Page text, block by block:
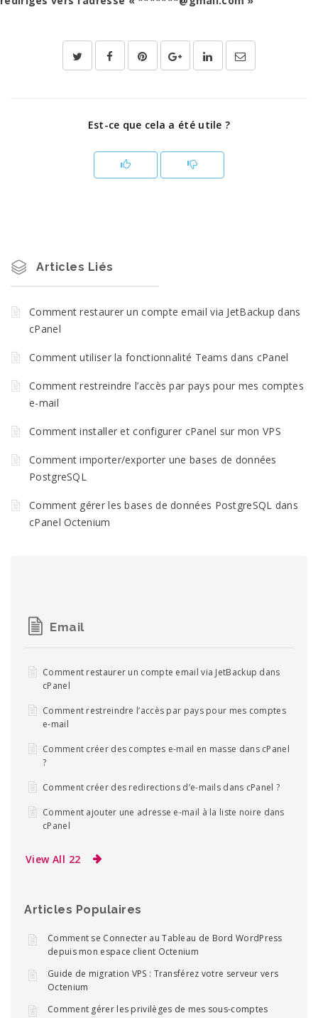
Est-ce que cela a été utile ?
Articles Liés
Comment restaurer un compte email via JetBackup dans
cPanel
Comment utiliser la fonctionnalité Teams dans cPanel
Comment restreindre l’accès par pays pour mes comptes
e-mail
Comment installer et configurer cPanel sur mon VPS
Comment importer/exporter une bases de données
PostgreSQL
Comment gérer les bases de données PostgreSQL dans
cPanel Octenium
Email
Comment restaurer un compte email via JetBackup dans
cPanel
Comment restreindre l’accès par pays pour mes comptes
e-mail
Comment créer des comptes e-mail en masse dans cPanel
?
Comment créer des redirections d’e-mails dans cPanel ?
Comment ajouter une adresse e-mail à la liste noire dans
cPanel
View All 22
Articles Populaires
Comment se Connecter au Tableau de Bord WordPress
depuis mon espace client Octenium
Guide de migration VPS : Transférez votre serveur vers
Octenium
Comment gérer les privilèges de mes sous-comptes